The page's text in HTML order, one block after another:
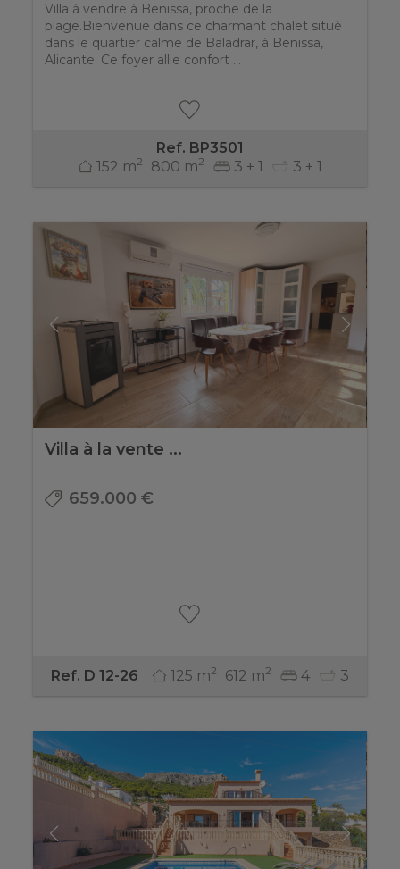
Villa à vendre à Benissa, proche de la
plage.Bienvenue dans ce charmant chalet situé
dans le quartier calme de Baladrar, à Benissa,
Alicante. Ce foyer allie confort ...
Ref. BP3501
152 m2 800 m2 3 + 1 3 + 1
Villa à la vente ...
659.000 €
Ref. D 12-26 125 m2 612 m2 4 3